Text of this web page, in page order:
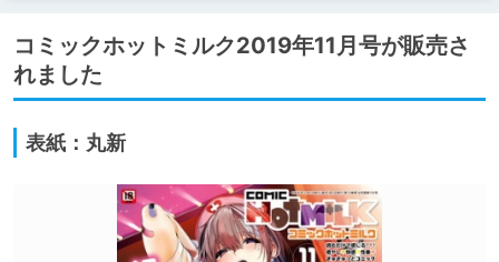
コミックホットミルク2019年11月号が販売さ
れました
表紙：丸新